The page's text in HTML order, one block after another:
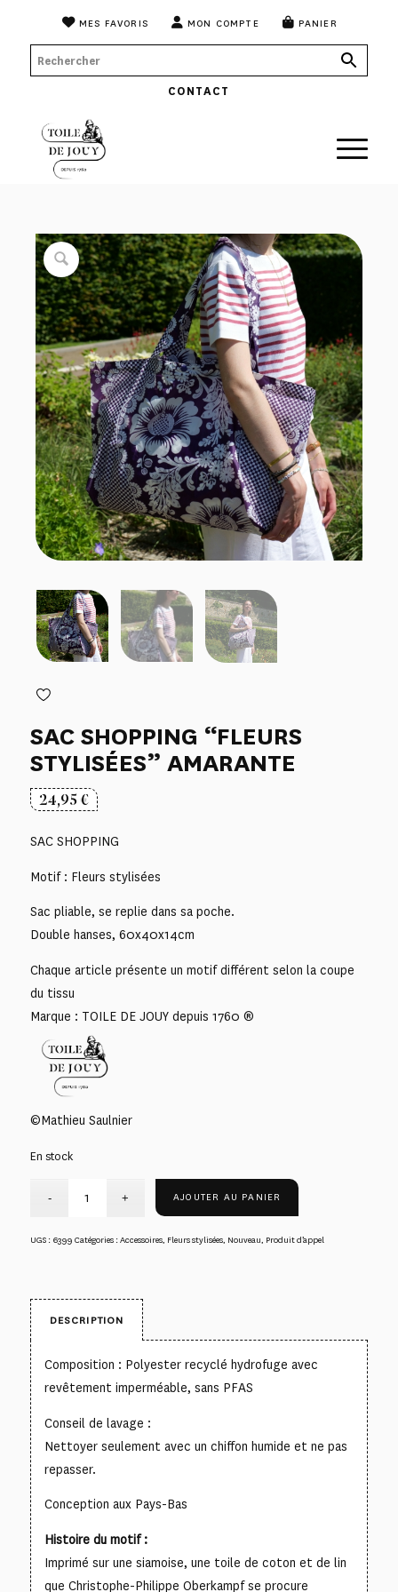
MES FAVORIS MON COMPTE PANIER
CONTACT
SAC SHOPPING “FLEURS
STYLISÉES” AMARANTE
24,95 €
SAC SHOPPING
Motif : Fleurs stylisées
Sac pliable, se replie dans sa poche.
Double hanses, 60x40x14cm
Chaque article présente un motif différent selon la coupe
du tissu
Marque : TOILE DE JOUY depuis 1760 ®
©Mathieu Saulnier
En stock
AJOUTER AU PANIER
UGS : 6399 Catégories :Accessoires, Fleurs stylisées, Nouveau, Produit d’appel
DESCRIPTION
Composition : Polyester recyclé hydrofuge avec
revêtement imperméable, sans PFAS
Conseil de lavage :
Nettoyer seulement avec un chiffon humide et ne pas
repasser.
Conception aux Pays-Bas
Histoire du motif :
Imprimé sur une siamoise, une toile de coton et de lin
que Christophe-Philippe Oberkampf se procure